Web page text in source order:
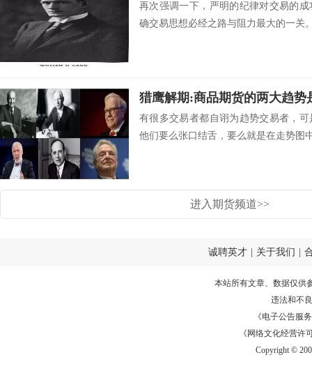
再次强调一下，严明的纪律对交易的
确交易思想必经之路与阻力最大的一关
猎鹰解期:商品期货的两大趋势
有很多交易者都自诩为趋势交易者，
他们要么张口结舌，要么就是在走势图
进入期货频道>>
诚聘英才 关于我们
本站所有文章、数据仅供
违法和不
《电子公告服务
《网络文化经营许
Copyright ©